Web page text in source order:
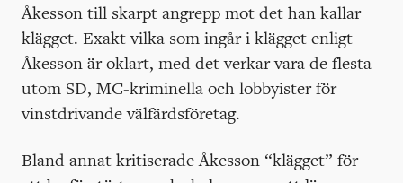
Åkesson till skarpt angrepp mot det han kallar
klägget. Exakt vilka som ingår i klägget enligt
Åkesson är oklart, med det verkar vara de flesta
utom SD, MC-kriminella och lobbyister för
vinstdrivande välfärdsföretag.
Bland annat kritiserade Åkesson “klägget” för